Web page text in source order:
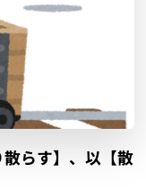
らす】、以【散